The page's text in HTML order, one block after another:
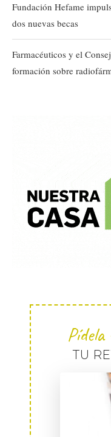
Fundación Hefame
dos nuevas becas
Farmacéuticos y el
formación sobre
TU